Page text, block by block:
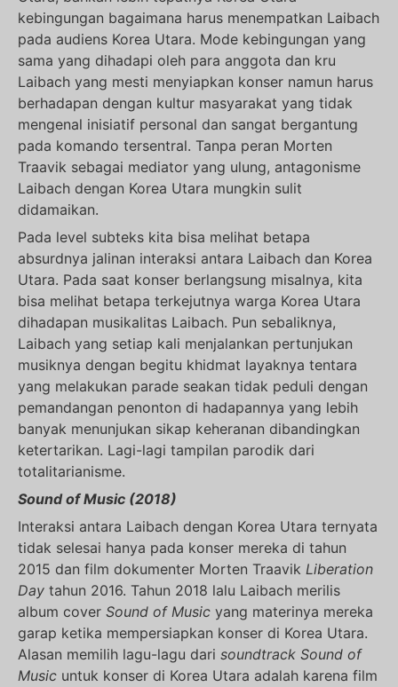
kebingungan bagaimana harus menempatkan Laibach
pada audiens Korea Utara. Mode kebingungan yang
sama yang dihadapi oleh para anggota dan kru
Laibach yang mesti menyiapkan konser namun harus
berhadapan dengan kultur masyarakat yang tidak
mengenal inisiatif personal dan sangat bergantung
pada komando tersentral. Tanpa peran Morten
Traavik sebagai mediator yang ulung, antagonisme
Laibach dengan Korea Utara mungkin sulit
didamaikan.
Pada level subteks kita bisa melihat betapa
absurdnya jalinan interaksi antara Laibach dan Korea
Utara. Pada saat konser berlangsung misalnya, kita
bisa melihat betapa terkejutnya warga Korea Utara
dihadapan musikalitas Laibach. Pun sebaliknya,
Laibach yang setiap kali menjalankan pertunjukan
musiknya dengan begitu khidmat layaknya tentara
yang melakukan parade seakan tidak peduli dengan
pemandangan penonton di hadapannya yang lebih
banyak menunjukan sikap keheranan dibandingkan
ketertarikan. Lagi-lagi tampilan parodik dari
totalitarianisme.
Sound of Music (2018)
Interaksi antara Laibach dengan Korea Utara ternyata
tidak selesai hanya pada konser mereka di tahun
2015 dan film dokumenter Morten Traavik Liberation
Day tahun 2016. Tahun 2018 lalu Laibach merilis
album cover Sound of Music yang materinya mereka
garap ketika mempersiapkan konser di Korea Utara.
Alasan memilih lagu-lagu dari soundtrack Sound of
Music untuk konser di Korea Utara adalah karena film